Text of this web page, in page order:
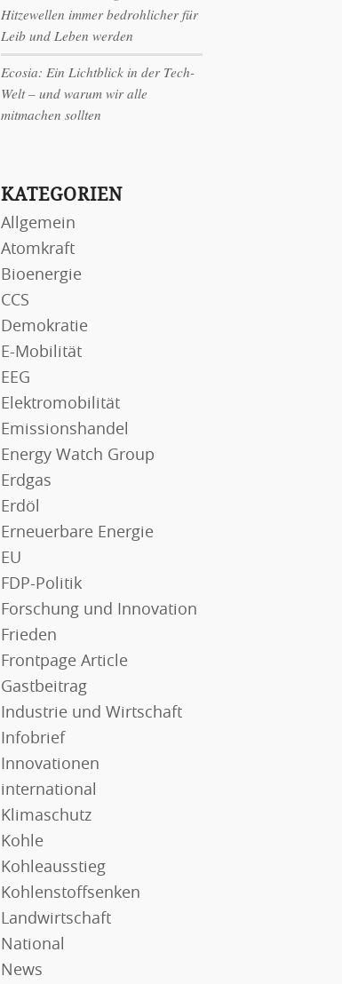
Hitzewellen immer bedrohlicher für
Leib und Leben werden
Ecosia: Ein Lichtblick in der Tech-
Welt – und warum wir alle
mitmachen sollten
KATEGORIEN
Allgemein
Atomkraft
Bioenergie
CCS
Demokratie
E-Mobilität
EEG
Elektromobilität
Emissionshandel
Energy Watch Group
Erdgas
Erdöl
Erneuerbare Energie
EU
FDP-Politik
Forschung und Innovation
Frieden
Frontpage Article
Gastbeitrag
Industrie und Wirtschaft
Infobrief
Innovationen
international
Klimaschutz
Kohle
Kohleausstieg
Kohlenstoffsenken
Landwirtschaft
National
News